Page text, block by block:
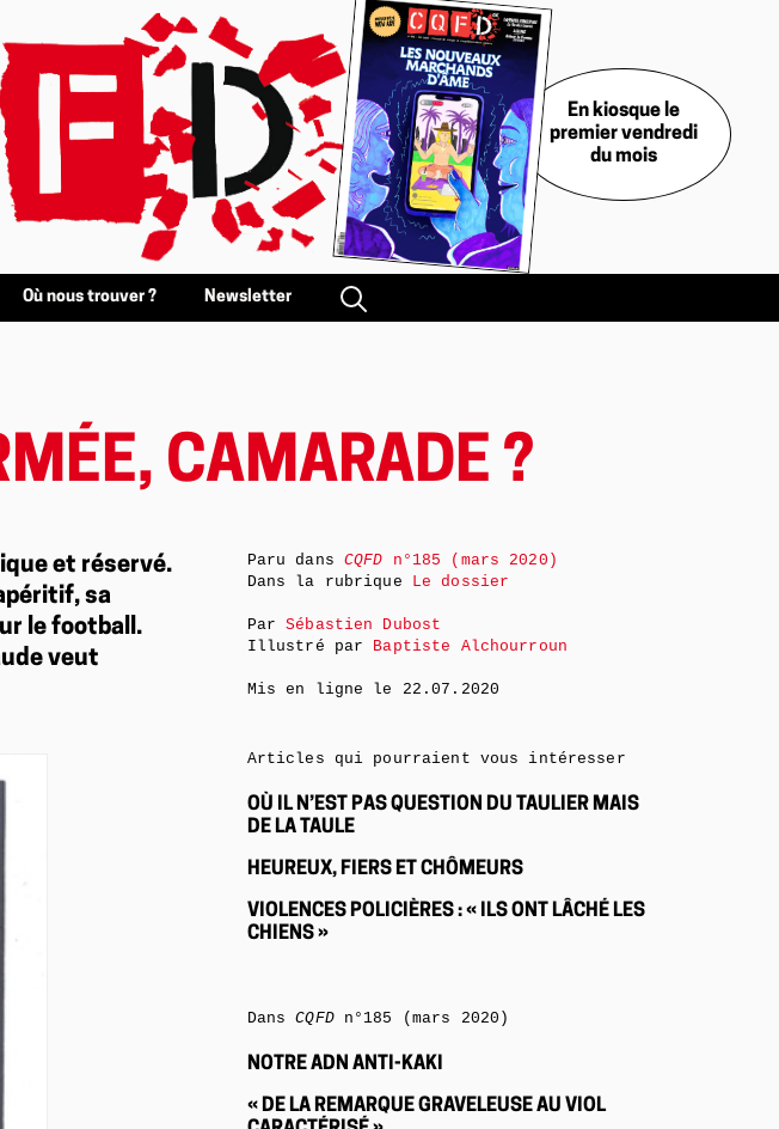
En kiosque le
premier vendredi
du mois
Où nous trouver ? Newsletter
CAMARADE ?
et réservé.
sa
le football.
veut
Paru dans CQFD n°185 (mars 2020)
Dans la rubrique Le dossier
ParSébastien Dubost
Illustré par Baptiste Alchourroun
Mis en ligne le 22.07.2020
Articles qui pourraient vous intéresser
OÙ IL N’EST PAS QUESTION DU TAULIER MAIS
DE LA TAULE
HEUREUX, FIERS ET CHÔMEURS
VIOLENCES POLICIÈRES : « ILS ONT LÂCHÉ LES
CHIENS »
DansCQFDn°185 (mars 2020)
NOTRE ADN ANTI-KAKI
« DE LA REMARQUE GRAVELEUSE AU VIOL